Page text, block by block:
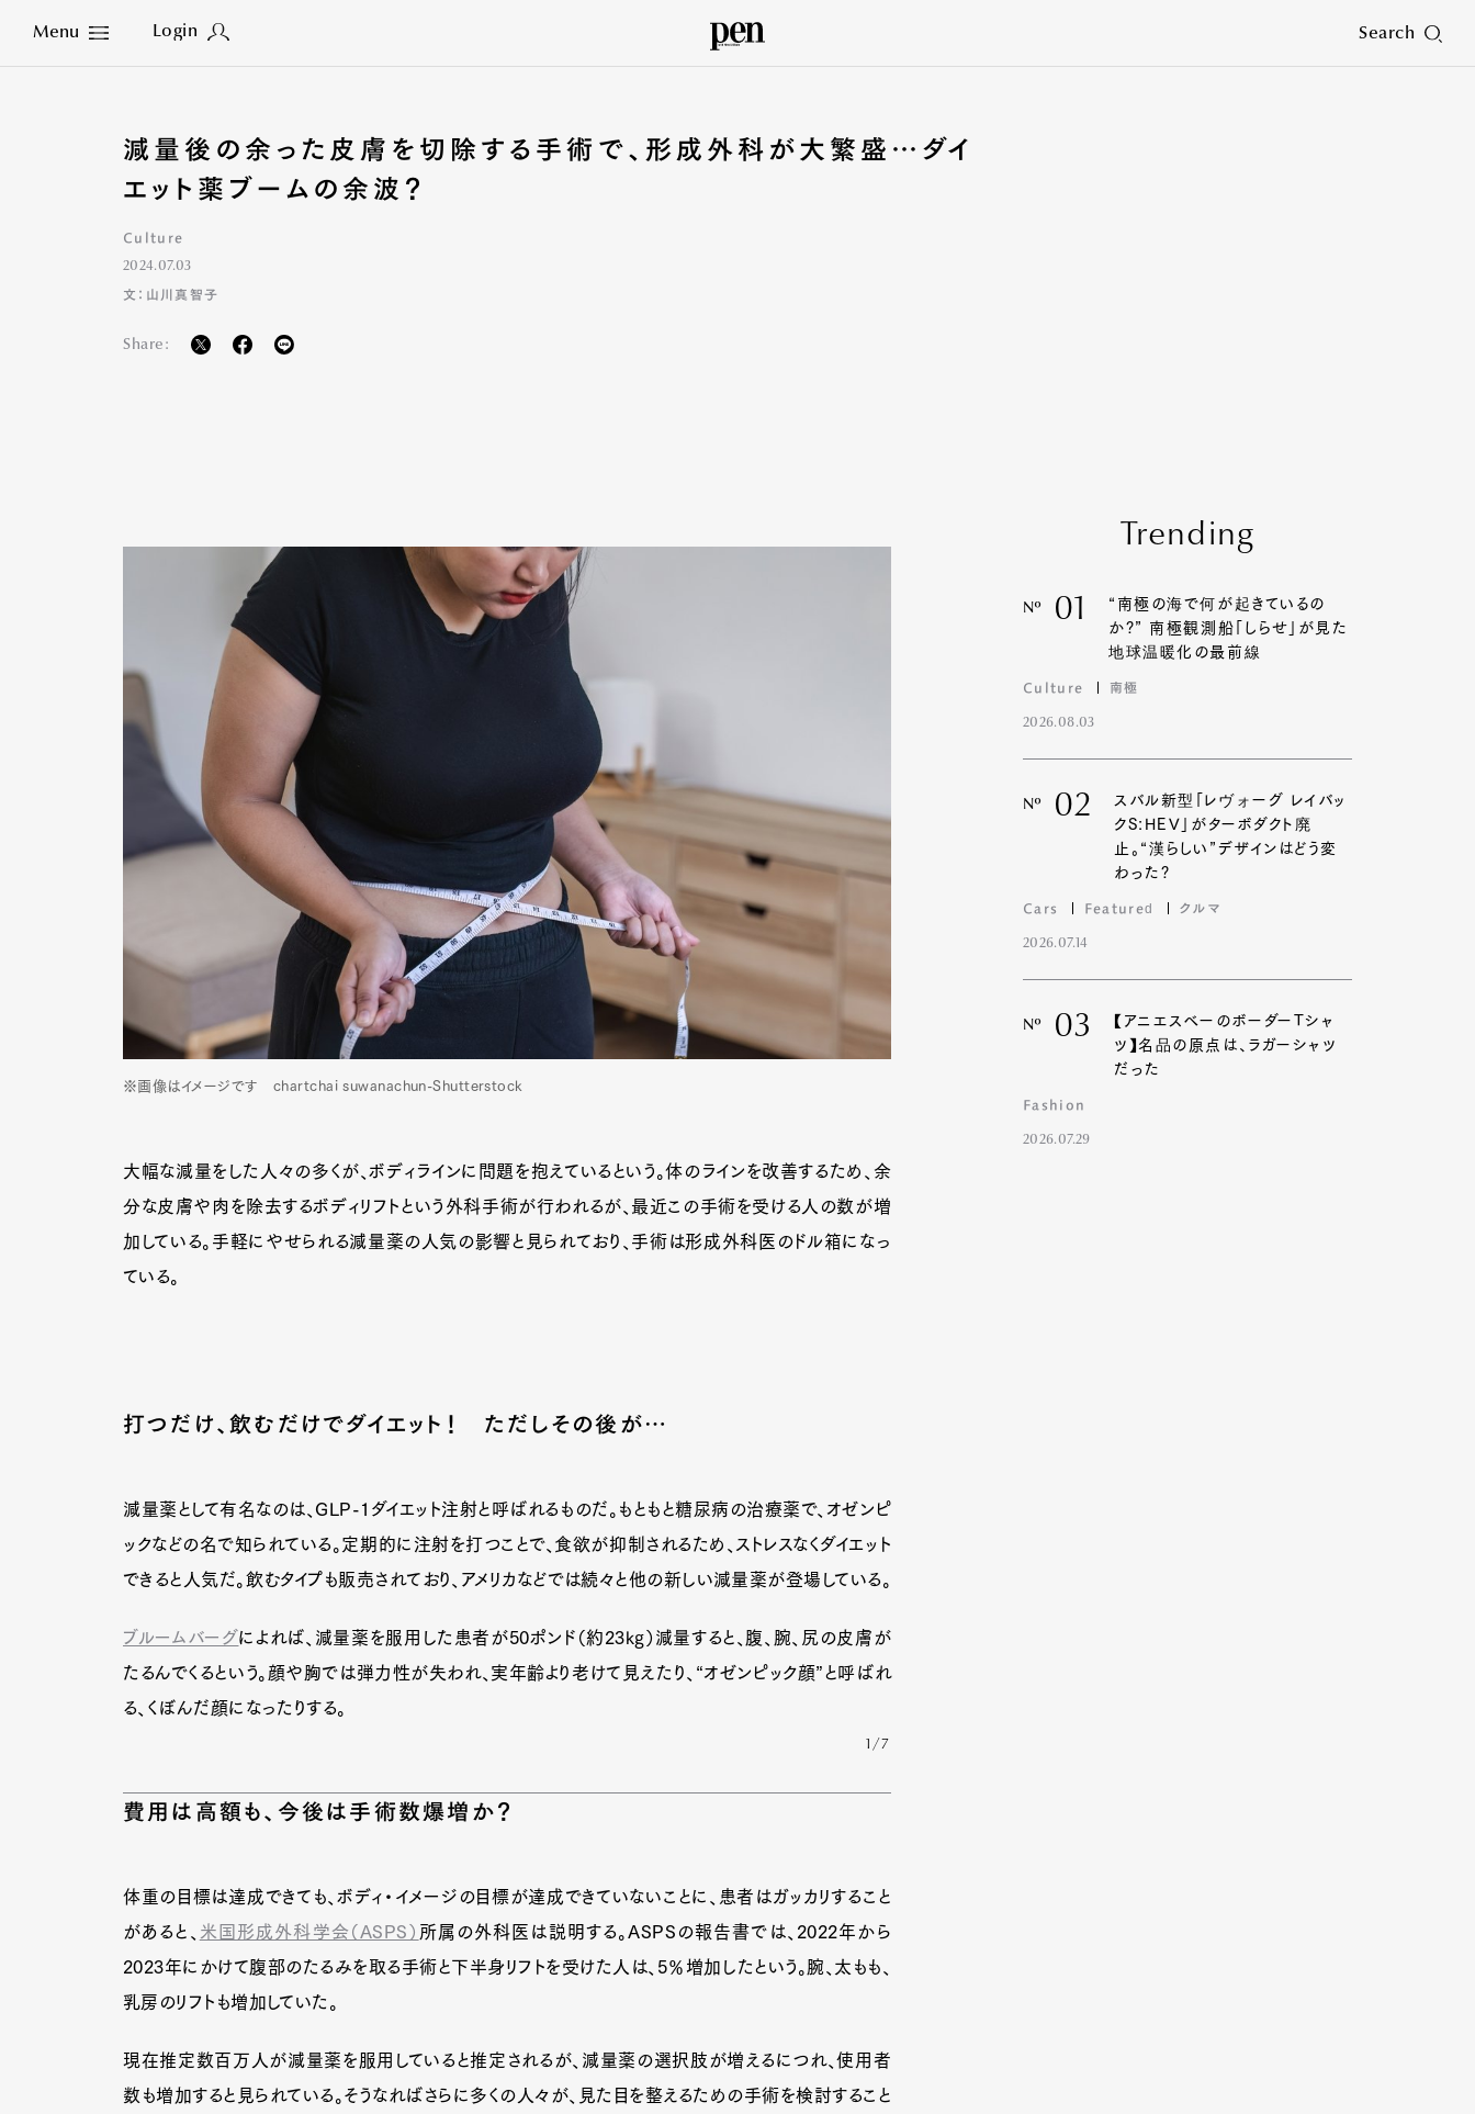
Menu Login Search
Close
減量後の余った皮膚を切除する手術で、形成外科が大繁盛…ダイ
エット薬ブームの余波？
Culture
2024.07.03
文：山川真智子
Share:
※画像はイメージです chartchai suwanachun-Shutterstock
大幅な減量をした人々の多くが、ボディラインに問題を抱えているという。体のラインを改善するため、余
分な皮膚や肉を除去するボディリフトという外科手術が行われるが、最近この手術を受ける人の数が増
加している。手軽にやせられる減量薬の人気の影響と見られており、手術は形成外科医のドル箱になっ
ている。
打つだけ、飲むだけでダイエット！ ただしその後が…
減量薬として有名なのは、GLP-1ダイエット注射と呼ばれるものだ。もともと糖尿病の治療薬で、オゼンピ
ックなどの名で知られている。定期的に注射を打つことで、食欲が抑制されるため、ストレスなくダイエット
できると人気だ。飲むタイプも販売されており、アメリカなどでは続々と他の新しい減量薬が登場している。
ブルームバーグによれば、減量薬を服用した患者が50ポンド（約23kg）減量すると、腹、腕、尻の皮膚が
たるんでくるという。顔や胸では弾力性が失われ、実年齢より老けて見えたり、“オゼンピック顔”と呼ばれ
る、くぼんだ顔になったりする。
1/7
費用は高額も、今後は手術数爆増か？
体重の目標は達成できても、ボディ・イメージの目標が達成できていないことに、患者はガッカリすること
があると、 米国形成外科学会（ASPS） 所属の外科医は説明する。ASPSの報告書では、2022年から
2023年にかけて腹部のたるみを取る手術と下半身リフトを受けた人は、5％増加したという。腕、太もも、
乳房のリフトも増加していた。
現在推定数百万人が減量薬を服用していると推定されるが、減量薬の選択肢が増えるにつれ、使用者
数も増加すると見られている。そうなればさらに多くの人々が、見た目を整えるための手術を検討すること
Trending
Nº 01
“南極の海で何が起きているの
か?” 南極観測船「しらせ」が見た
地球温暖化の最前線
Culture 南極
2026.08.03
Nº 02
スバル新型「レヴォーグ レイバッ
クS:HEV」がターボダクト廃
止。“漢らしい”デザインはどう変
わった?
Cars Featured クルマ
2026.07.14
Nº 03
【アニエスベーのボーダーTシャ
ツ】名品の原点は、ラガーシャツ
だった
Fashion
2026.07.29